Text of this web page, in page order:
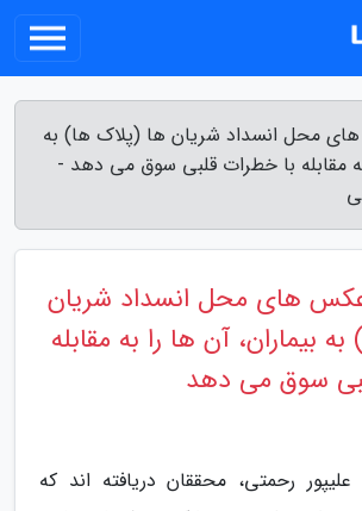
محل انسداد شریان ها (پلاک ها) به
به مقابله با خطرات قلبی سوق می دهد -
های محل انسداد شریان
بیماران، آن ها را به مقابله
سوق می دهد
رحمتی، محققان دریافته اند که